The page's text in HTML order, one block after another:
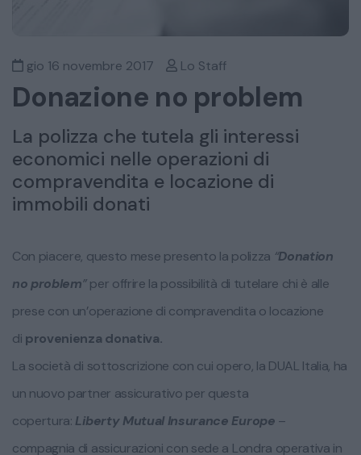
gio 16 novembre 2017 Lo Staff
​Donazione no problem
La polizza che tutela gli interessi
economici nelle operazioni di
compravendita e locazione di
immobili donati
Con piacere, questo mese presento la polizza “Donation
no problem”per offrire la possibilità di tutelare chi è alle
prese con un’operazione di compravendita o locazione
di provenienza donativa.
La società di sottoscrizione con cui opero, la DUAL Italia, ha
un nuovo partner assicurativo per questa
copertura: Liberty Mutual Insurance Europe –
compagnia di assicurazioni con sede a Londra operativa in